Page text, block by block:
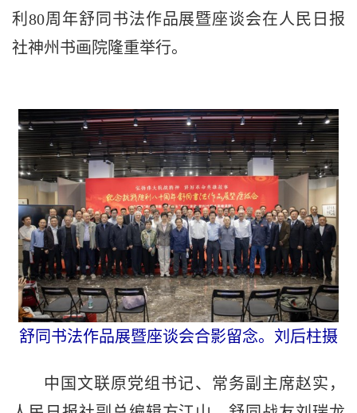
利80周年舒同书法作品展暨座谈会在人民日报
社神州书画院隆重举行。
舒同书法作品展暨座谈会合影留念。刘后柱摄
中国文联原党组书记、常务副主席赵实，